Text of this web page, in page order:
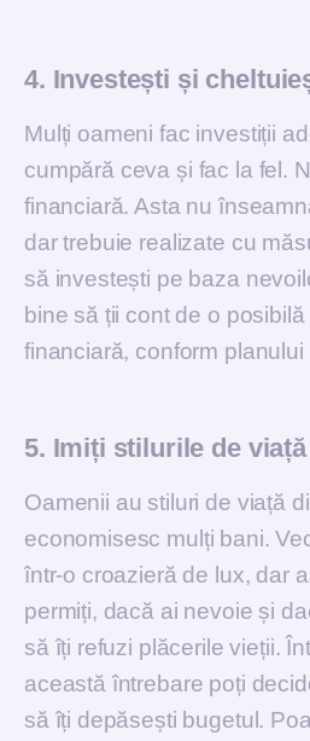
4. Investești și
Mulți oameni fac investiții
cumpără ceva și fac la fel.
financiară. Asta nu
dar trebuie realizate cu
să investești pe baza
bine să ții cont de o
financiară, conform
5. Imiți stilurile de
Oamenii au stiluri de viață
economisesc mulți bani.
într-o croazieră de lux, dar
permiți, dacă ai nevoie și
să îți refuzi plăcerile vieții.
această întrebare poți
să îți depăsești bugetul.